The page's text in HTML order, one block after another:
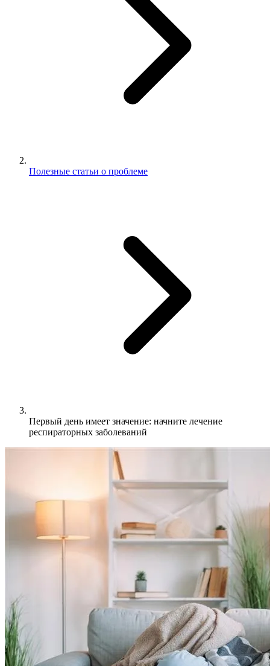
Полезные статьи о проблеме
Первый день имеет значение: начните лечение
респираторных заболеваний